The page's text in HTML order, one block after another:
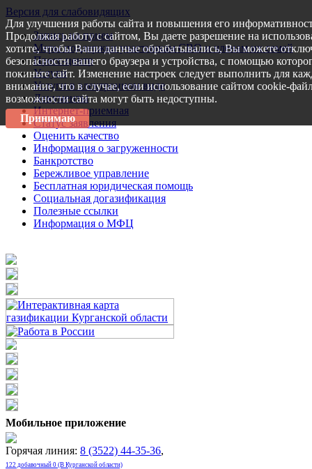
Версия для слабовидящих
Запись на прием
Меры поддержки участникам СВО и членам их семей
Пресс-центр
Услуги
Услуги в электронном виде
Документы
Интернет-приемная
Статус заявления
Оценить качество
Информация о загруженности
Банкротство
Бережливое управление
Бесплатная юридическая помощь
Социальная догазификация
Полезные ссылки
Информация о МФЦ
Мобильное приложение
Горячая линия: 8 (3522) 44-35-36,
122 добавочный 0 (В Курганской области)
Для улучшения работы сайта и повышения его
Продолжая работу с сайтом, Вы даете разрешение на
хотите, чтобы Ваши данные обрабатывались, Вы можете
безопасности вашего браузера и устройства, с помощью
покиньте сайт. Изменение настроек следует выполнить для
внимание, что в случае, если использование сайтом cookie-
возможности сайта могут быть недоступны.
Принимаю